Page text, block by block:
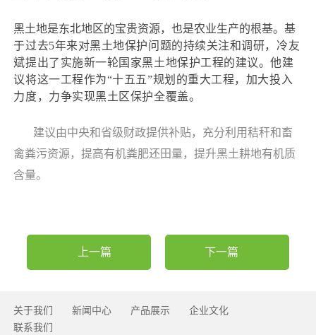
黑土地是东北地区的宝贵资源，也是农业生产的根基。基
于过去5年来对黑土地保护问题的持续关注和调研，冷友
斌提出了实施新一轮国家黑土地保护工程的建议。他建
议将这一工程作为“十五五”规划的重大工程，加大投入
力度，力争实现黑土区保护全覆盖。
建议由中央和省级财政提供补贴，充分利用秸秆和畜
禽粪污资源，提高有机粪肥还田量，提升黑土耕地有机质
含量。
上一篇 下一篇
关于我们 新闻中心 产品展示
企业文化
联系我们